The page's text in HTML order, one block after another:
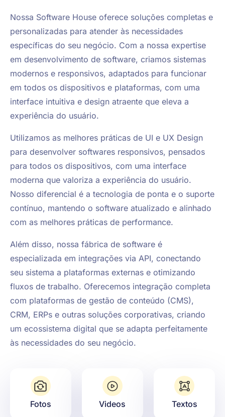
Nossa Software House oferece soluções completas e
personalizadas para atender às necessidades
específicas do seu negócio. Com a nossa expertise
em desenvolvimento de software, criamos sistemas
modernos e responsivos, adaptados para funcionar
em todos os dispositivos e plataformas, com uma
interface intuitiva e design atraente que eleva a
experiência do usuário.
Utilizamos as melhores práticas de UI e UX Design
para desenvolver softwares responsivos, pensados
para todos os dispositivos, com uma interface
moderna que valoriza a experiência do usuário.
Nosso diferencial é a tecnologia de ponta e o suporte
contínuo, mantendo o software atualizado e alinhado
com as melhores práticas de performance.
Além disso, nossa fábrica de software é
especializada em integrações via API, conectando
seu sistema a plataformas externas e otimizando
fluxos de trabalho. Oferecemos integração completa
com plataformas de gestão de conteúdo (CMS),
CRM, ERPs e outras soluções corporativas, criando
um ecossistema digital que se adapta perfeitamente
às necessidades do seu negócio.
Fotos Videos Textos